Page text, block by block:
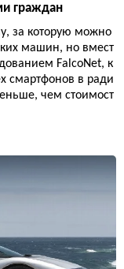
граждан
за которую можно
машин, но вмест
FalcoNet, к
смартфонов в ради
чем стоимост